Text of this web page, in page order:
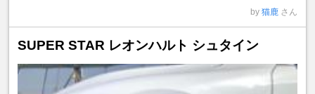
by 猫鹿 さん
SUPER STAR レオンハルト シュタイン